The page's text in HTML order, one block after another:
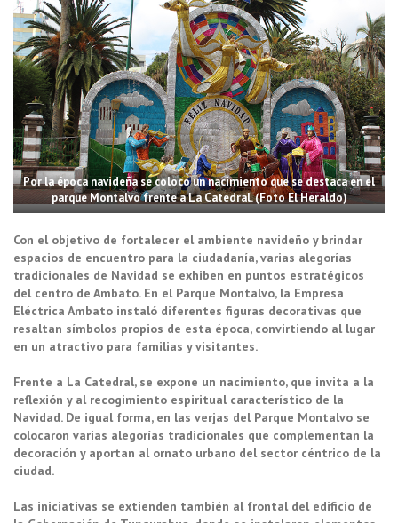
Por la época navideña se colocó un nacimiento que se destaca en el
parque Montalvo frente a La Catedral. (Foto El Heraldo)
Con el objetivo de fortalecer el ambiente navideño y brindar
espacios de encuentro para la ciudadanía, varias alegorías
tradicionales de Navidad se exhiben en puntos estratégicos
del centro de Ambato. En el Parque Montalvo, la Empresa
Eléctrica Ambato instaló diferentes figuras decorativas que
resaltan símbolos propios de esta época, convirtiendo al lugar
en un atractivo para familias y visitantes.
Frente a La Catedral, se expone un nacimiento, que invita a la
reflexión y al recogimiento espiritual característico de la
Navidad. De igual forma, en las verjas del Parque Montalvo se
colocaron varias alegorías tradicionales que complementan la
decoración y aportan al ornato urbano del sector céntrico de la
ciudad.
Las iniciativas se extienden también al frontal del edificio de